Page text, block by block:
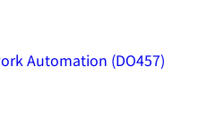
Automation (DO457)